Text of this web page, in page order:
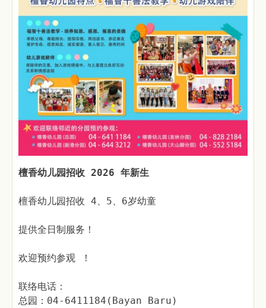
檀香幼儿园招收 2026 年新生
檀香幼儿园招收 4、5、6岁幼童
提供全日制服务！
欢迎预约参观 ！
联络电话：
总园：04-6411184(Bayan Baru)